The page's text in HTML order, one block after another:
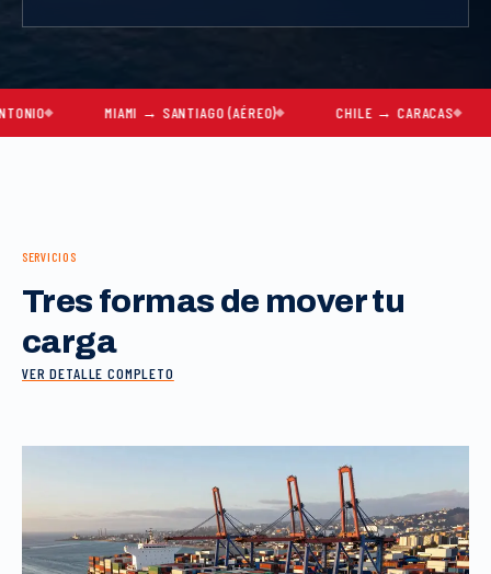
MIAMI → SANTIAGO (AÉREO) CHILE → CARACAS
SERVICIOS
Tres formas de mover tu
carga
VER DETALLE COMPLETO